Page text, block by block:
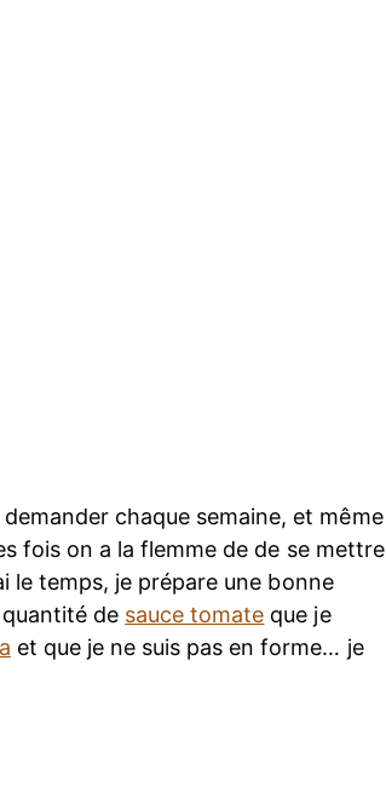
chaque semaine, et même
fois on a la flemme de de se mettre
le temps, je prépare une bonne
de sauce tomate que je
et que je ne suis pas en forme… je